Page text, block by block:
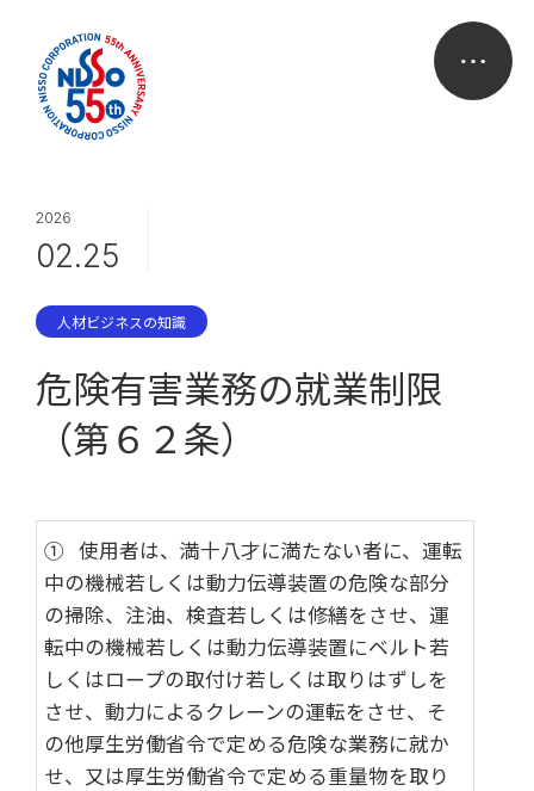
2026
02.25
人材ビジネスの知識
危険有害業務の就業制限
（第６２条）
① 使用者は、満十八才に満たない者に、運転
中の機械若しくは動力伝導装置の危険な部分
の掃除、注油、検査若しくは修繕をさせ、運
転中の機械若しくは動力伝導装置にベルト若
しくはロープの取付け若しくは取りはずしを
させ、動力によるクレーンの運転をさせ、そ
の他厚生労働省令で定める危険な業務に就か
せ、又は厚生労働省令で定める重量物を取り